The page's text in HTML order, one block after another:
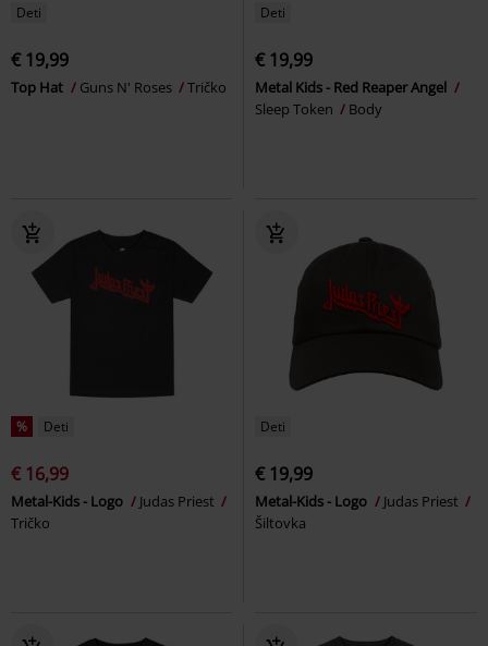
Deti
€ 19,99
Top Hat Guns N' Roses Tričko
Deti
€ 19,99
Metal Kids - Red Reaper Angel
Sleep Token
Body
% Deti
€ 16,99
Metal-Kids - Logo
Judas Priest
Tričko
Deti
€ 19,99
Metal-Kids - Logo
Judas Priest
Šiltovka